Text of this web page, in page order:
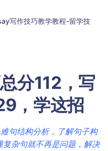
写作技巧教学教程-留学技
分112，写
，学这招
句结构分析，了解句子构
杂句就不再是问题，解决